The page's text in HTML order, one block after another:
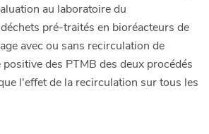
au laboratoire du
pré-traités en bioréacteurs de
avec ou sans recirculation de
des PTMB des deux procédés
l'effet de la recirculation sur tous les